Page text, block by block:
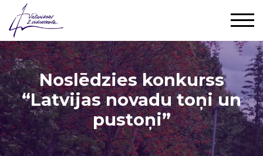
Noslēdzies konkurss
“Latvijas novadu toņi un
pustoņi”